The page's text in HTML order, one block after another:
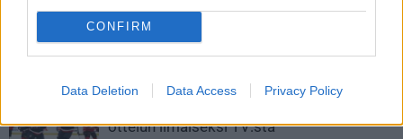
CONFIRM
Data Deletion Data Access Privacy Policy
Venäläisveskari sekosi Suomen 2.
divisioonassa – sai samasta tilanteesta
50 jäähyminuuttia
ottelun ilmaiseksi TV:stä